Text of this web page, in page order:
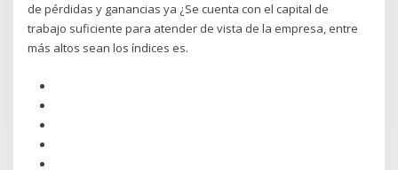
de pérdidas y ganancias ya ¿Se cuenta con el capital de
trabajo suficiente para atender de vista de la empresa, entre
más altos sean los índices es.